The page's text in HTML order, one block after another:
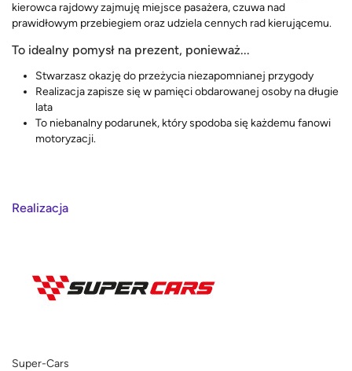
kierowca rajdowy zajmuję miejsce pasażera, czuwa nad
prawidłowym przebiegiem oraz udziela cennych rad kierującemu.
To idealny pomysł na prezent, ponieważ...
Stwarzasz okazję do przeżycia niezapomnianej przygody
Realizacja zapisze się w pamięci obdarowanej osoby na długie
lata
To niebanalny podarunek, który spodoba się każdemu fanowi
motoryzacji.
Realizacja
Super-Cars